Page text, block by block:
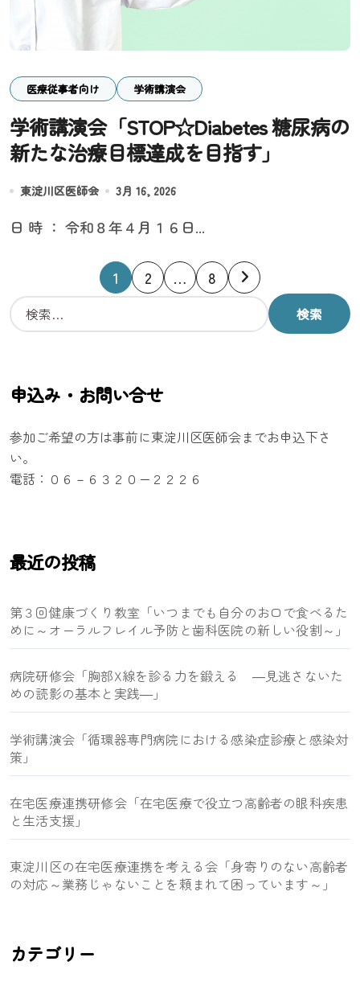
医療従事者向け 学術講演会
学術講演会「STOP☆Diabetes 糖尿病の
新たな治療目標達成を目指す」
東淀川区医師会 3月 16, 2026
日 時 ： 令和８年４月１６日...
投
ペ
ジ
送
1 2 … 8
検
索
申込み・お問い合せ
参加ご希望の方は事前に東淀川区医師会までお申込下さ
い。
電話：０６－６３２０ー２２２６
最近の投稿
第３回健康づくり教室「いつまでも自分のお口で食べるた
めに～オーラルフレイル予防と歯科医院の新しい役割～」
病院研修会「胸部X線を診る力を鍛える ―見逃さないた
めの読影の基本と実践―」
学術講演会「循環器専門病院における感染症診療と感染対
策」
在宅医療連携研修会「在宅医療で役立つ高齢者の眼科疾患
と生活支援」
東淀川区の在宅医療連携を考える会「身寄りのない高齢者
の対応～業務じゃないことを頼まれて困っています～」
カテゴリー